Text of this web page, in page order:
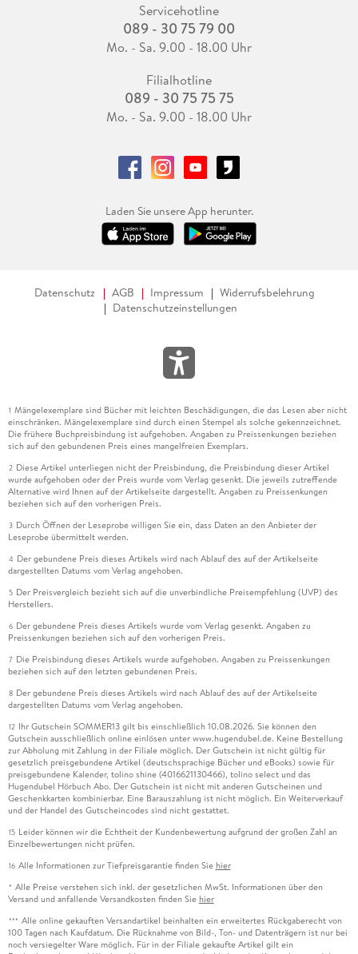
Servicehotline
089 - 30 75 79 00
Mo. - Sa. 9.00 - 18.00 Uhr
Filialhotline
089 - 30 75 75 75
Mo. - Sa. 9.00 - 18.00 Uhr
Laden Sie unsere App herunter.
Datenschutz AGB Impressum
Widerrufsbelehrung
Datenschutzeinstellungen
1 Mängelexemplare sind Bücher mit leichten Beschädigungen, die das Lesen aber nicht
einschränken. Mängelexemplare sind durch einen Stempel als solche gekennzeichnet.
Die frühere Buchpreisbindung ist aufgehoben. Angaben zu Preissenkungen beziehen
sich auf den gebundenen Preis eines mangelfreien Exemplars.
2 Diese Artikel unterliegen nicht der Preisbindung, die Preisbindung dieser Artikel
wurde aufgehoben oder der Preis wurde vom Verlag gesenkt. Die jeweils zutreffende
Alternative wird Ihnen auf der Artikelseite dargestellt. Angaben zu Preissenkungen
beziehen sich auf den vorherigen Preis.
3 Durch Öffnen der Leseprobe willigen Sie ein, dass Daten an den Anbieter der
Leseprobe übermittelt werden.
4 Der gebundene Preis dieses Artikels wird nach Ablauf des auf der Artikelseite
dargestellten Datums vom Verlag angehoben.
5 Der Preisvergleich bezieht sich auf die unverbindliche Preisempfehlung (UVP) des
Herstellers.
6 Der gebundene Preis dieses Artikels wurde vom Verlag gesenkt. Angaben zu
Preissenkungen beziehen sich auf den vorherigen Preis.
7 Die Preisbindung dieses Artikels wurde aufgehoben. Angaben zu Preissenkungen
beziehen sich auf den letzten gebundenen Preis.
8 Der gebundene Preis dieses Artikels wird nach Ablauf des auf der Artikelseite
dargestellten Datums vom Verlag angehoben.
12 Ihr Gutschein SOMMER13 gilt bis einschließlich 10.08.2026. Sie können den
Gutschein ausschließlich online einlösen unter www.hugendubel.de. Keine Bestellung
zur Abholung mit Zahlung in der Filiale möglich. Der Gutschein ist nicht gültig für
gesetzlich preisgebundene Artikel (deutschsprachige Bücher und eBooks) sowie für
preisgebundene Kalender, tolino shine (4016621130466), tolino select und das
Hugendubel Hörbuch Abo. Der Gutschein ist nicht mit anderen Gutscheinen und
Geschenkkarten kombinierbar. Eine Barauszahlung ist nicht möglich. Ein Weiterverkauf
und der Handel des Gutscheincodes sind nicht gestattet.
15 Leider können wir die Echtheit der Kundenbewertung aufgrund der großen Zahl an
Einzelbewertungen nicht prüfen.
16 Alle Informationen zur Tiefpreisgarantie finden Sie hier
* Alle Preise verstehen sich inkl. der gesetzlichen MwSt. Informationen über den
Versand und anfallende Versandkosten finden Sie hier
*** Alle online gekauften Versandartikel beinhalten ein erweitertes Rückgaberecht von
100 Tagen nach Kaufdatum. Die Rücknahme von Bild-, Ton- und Datenträgern ist nur bei
noch versiegelter Ware möglich. Für in der Filiale gekaufte Artikel gilt ein